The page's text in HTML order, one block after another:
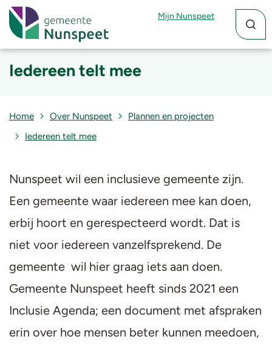
Mijn Nunspeet
Iedereen telt mee
Home Over Nunspeet
Plannen en projecten
Iedereen telt mee
Nunspeet wil een inclusieve gemeente zijn.
Een gemeente waar iedereen mee kan doen,
erbij hoort en gerespecteerd wordt. Dat is
niet voor iedereen vanzelfsprekend. De
gemeente wil hier graag iets aan doen.
Gemeente Nunspeet heeft sinds 2021 een
Inclusie Agenda; een document met afspraken
erin over hoe mensen beter kunnen meedoen,